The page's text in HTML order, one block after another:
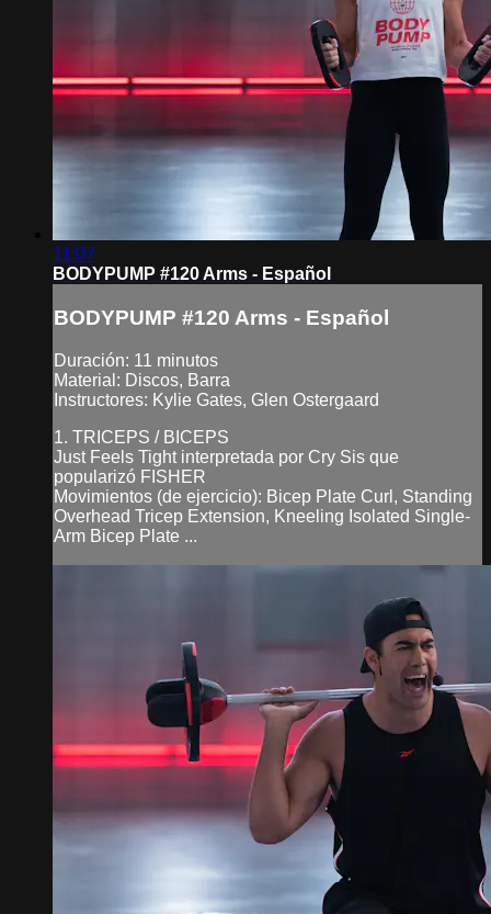
11:07
BODYPUMP #120 Arms - Español
BODYPUMP #120 Arms - Español
Duración: 11 minutos
Material: Discos, Barra
Instructores: Kylie Gates, Glen Ostergaard
1. TRICEPS / BICEPS
Just Feels Tight interpretada por Cry Sis que
popularizó FISHER
Movimientos (de ejercicio): Bicep Plate Curl, Standing
Overhead Tricep Extension, Kneeling Isolated Single-
Arm Bicep Plate ...